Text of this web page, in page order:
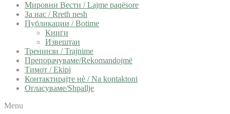
Мировни Вести / Lajme paqësore
За нас / Rreth nesh
Публикации / Botime
Книги
Извештаи
Тренинзи / Trajnime
Препорачуваме/Rekomandojmë
Тимот / Ekipi
Контактирајте нѐ / Na kontaktoni
Огласуваме/Shpallje
Menu